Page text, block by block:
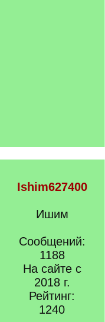
Ishim627400
Ишим
Сообщений:
1188
На сайте с
2018 г.
Рейтинг:
1240